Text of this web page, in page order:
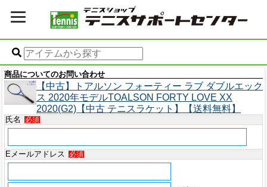
商品についてのお問い合わせ
【中古】トアルソン フォーティー ラブ ダブルエック
ス 2020年モデルTOALSON FORTY LOVE XX
2020(G2)【中古 テニスラケット】【送料無料】
氏名 必須
Eメールアドレス 必須